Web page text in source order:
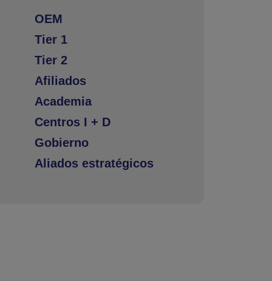
OEM
Tier 1
Tier 2
Afiliados
Academia
Centros I + D
Gobierno
Aliados estratégicos